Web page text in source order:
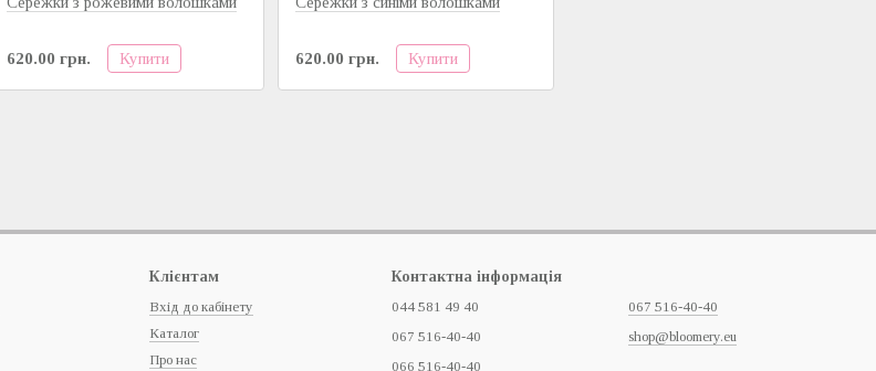
620.00 грн. Купити 620.00 грн. Купити
Клієнтам
Вхід до кабінету
Каталог
Про нас
Контактна інформація
044 581 49 40
067 516-40-40
066 516-40-40
067 516-40-40
shop@bloomery.eu